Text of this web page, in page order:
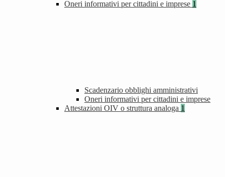
Oneri informativi per cittadini e imprese 1
Scadenzario obblighi amministrativi
Oneri informativi per cittadini e imprese
Attestazioni OIV o struttura analoga 1